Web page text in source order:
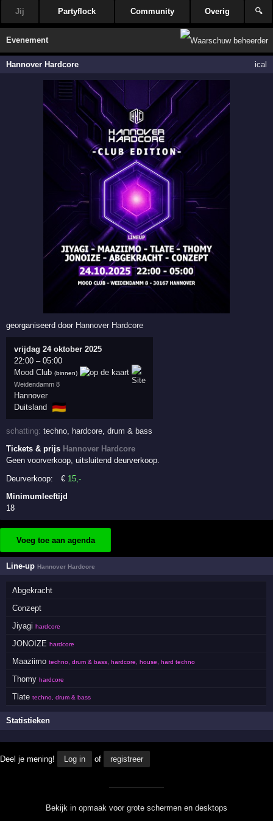
Jij Partyflock Community Overig 🔍
Evenement
Hannover Hardcore ical
georganiseerd door Hannover Hardcore
vrijdag 24 oktober 2025
22:00 –05:00
Mood Club (binnen)
Weidendamm 8
Hannover
Duitsland
🇩🇪
schatting:techno, hardcore,drum & bass
Tickets & prijs Hannover Hardcore
Geen voorverkoop, uitsluitend deurverkoop.
Deurverkoop:
€ 15 ,-
Minimumleeftijd
18
Voeg toe aan agenda
Line-upHannover Hardcore
Abgekracht
Conzept
Jiyagi hardcore
JONOIZE hardcore
Maaziimo techno, drum & bass, hardcore, house, hard techno
Thomy hardcore
Tlate techno, drum & bass
Statistieken
Deel je mening! Log in of registreer
Bekijk in opmaak voor grote schermen en desktops